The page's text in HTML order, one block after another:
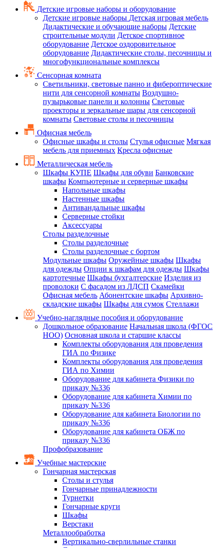
Детские игровые наборы и оборудование
Детские игровые наборы Детская игровая мебель
Дидактические и обучающие наборы Детские
строительные модули Детское спортивное
оборудование Детское оздоровительное
оборудование Дидактические столы, песочницы и
многофункциональные комплексы
Сенсорная комната
Светильники, световые панно и фибероптические
нити для сенсорной комнаты Воздушно-
пузырьковые панели и колонны Световые
проекторы и зеркальные шары для сенсорной
комнаты Световые столы и песочницы
Офисная мебель
Офисные шкафы и столы Стулья офисные Мягкая
мебель для приемных Кресла офисные
Металлическая мебель
Шкафы КУПЕ Шкафы для обуви Банковские
шкафы Компьютерные и серверные шкафы
Напольные шкафы
Настенные шкафы
Антивандальные шкафы
Серверные стойки
Аксессуары
Столы разделочные
Столы разделочные
Столы разделочные с бортом
Модульные шкафы Оружейные шкафы Шкафы
для одежды Опции к шкафам для одежды Шкафы
картотечные Шкафы бухгалтерские Изделия из
проволоки С фасадом из ЛДСП Скамейки
Офисная мебель Абонентские шкафы Архивно-
складские шкафы Шкафы для сумок Стеллажи
Учебно-наглядные пособия и оборудование
Дошкольное образование Начальная школа (ФГОС
НОО) Основная школа и старшие классы
Комплекты оборудования для проведения
ГИА по Физике
Комплекты оборудования для проведения
ГИА по Химии
Оборудование для кабинета Физики по
приказу №336
Оборудование для кабинета Химии по
приказу №336
Оборудование для кабинета Биологии по
приказу №336
Оборудование для кабинета ОБЖ по
приказу №336
Профобразование
Учебные мастерские
Гончарная мастерская
Столы и стулья
Гончарные принадлежности
Турнетки
Гончарные круги
Шкафы
Верстаки
Металлообработка
Вертикально-сверлильные станки